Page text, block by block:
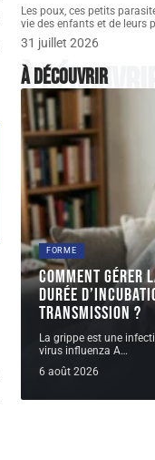
Les poux, ces petits
vie des enfants et de leurs
31 juillet 2026
À
À découvrir
FORME
Comment gérer
durée
transmission ?
La grippe est une
virus influenza A…
6 août 2026